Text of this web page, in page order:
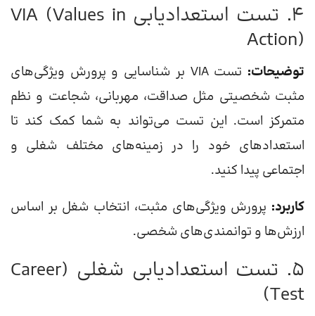
4. تست استعدادیابی VIA (Values in
Action)
توضیحات:
تست VIA بر شناسایی و پرورش ویژگی‌های
مثبت شخصیتی مثل صداقت، مهربانی، شجاعت و نظم
متمرکز است. این تست می‌تواند به شما کمک کند تا
استعدادهای خود را در زمینه‌های مختلف شغلی و
اجتماعی پیدا کنید.
کاربرد: پرورش ویژگی‌های مثبت، انتخاب شغل بر اساس
ارزش‌ها و توانمندی‌های شخصی.
5. تست استعدادیابی شغلی (Career
Test)